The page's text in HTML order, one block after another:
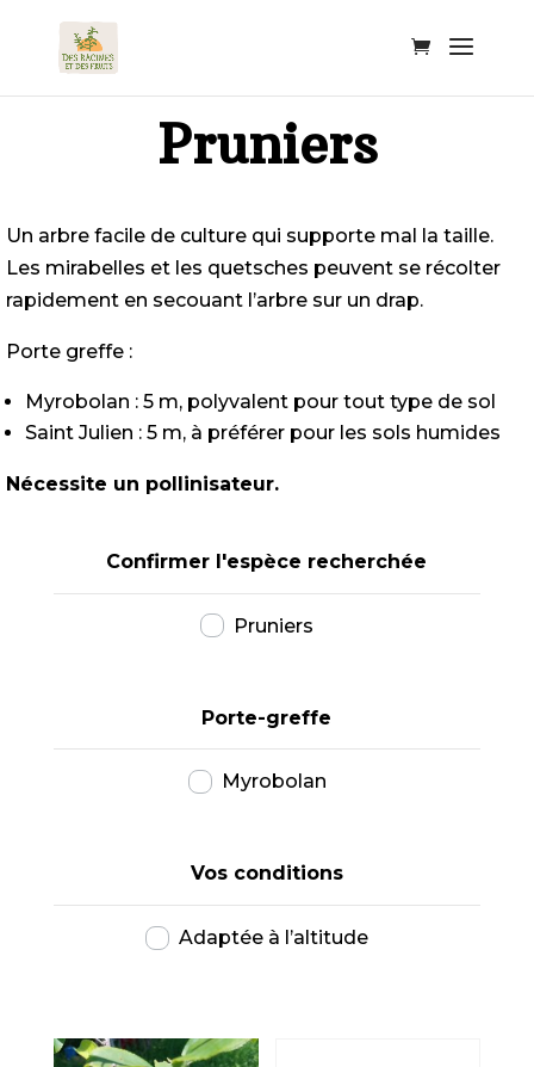
Pruniers
Un arbre facile de culture qui supporte mal la taille.
Les mirabelles et les quetsches peuvent se récolter
rapidement en secouant l’arbre sur un drap.
Porte greffe :
Myrobolan : 5 m, polyvalent pour tout type de sol
Saint Julien : 5 m, à préférer pour les sols humides
Nécessite un pollinisateur.
Confirmer l'espèce recherchée
Pruniers
Porte-greffe
Myrobolan
Vos conditions
Adaptée à l’altitude